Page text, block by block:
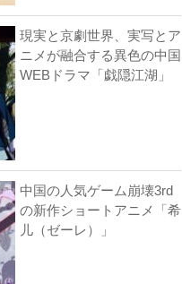
現実と京劇世界、実写とア
ニメが融合する異色の中国
WEBドラマ「戯隠江湖」
中国の人気ゲーム崩壊3rd
の新作ショートアニメ「希
儿（ゼーレ）」